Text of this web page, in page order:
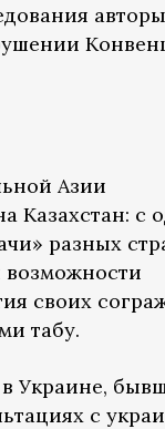
Азии
Казахстан: с
разных
возможности
своих
табу.
Украине,
с